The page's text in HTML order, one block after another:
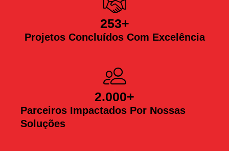
Projetos Concluídos Com Excelência
253+
Parceiros Impactados Por Nossas
Soluções
2.000+